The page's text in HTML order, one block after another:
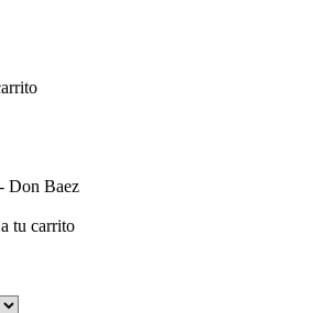
tu carrito